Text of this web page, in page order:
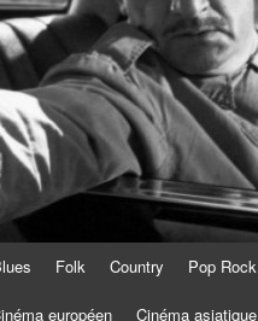
Folk Country Pop Rock
européen Cinéma asiatique